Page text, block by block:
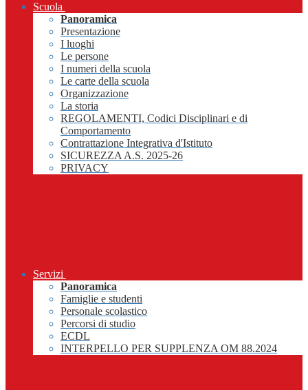
Scuola
Panoramica
Presentazione
I luoghi
Le persone
I numeri della scuola
Le carte della scuola
Organizzazione
La storia
REGOLAMENTI, Codici Disciplinari e di
Comportamento
Contrattazione Integrativa d'Istituto
SICUREZZA A.S. 2025-26
PRIVACY
Servizi
Panoramica
Famiglie e studenti
Personale scolastico
Percorsi di studio
ECDL
INTERPELLO PER SUPPLENZA OM 88.2024